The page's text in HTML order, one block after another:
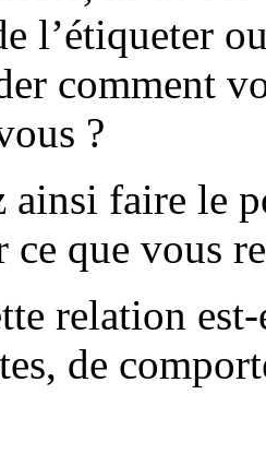
l’étiqueter
comment
?
ainsi faire le
ce que vous
relation
de